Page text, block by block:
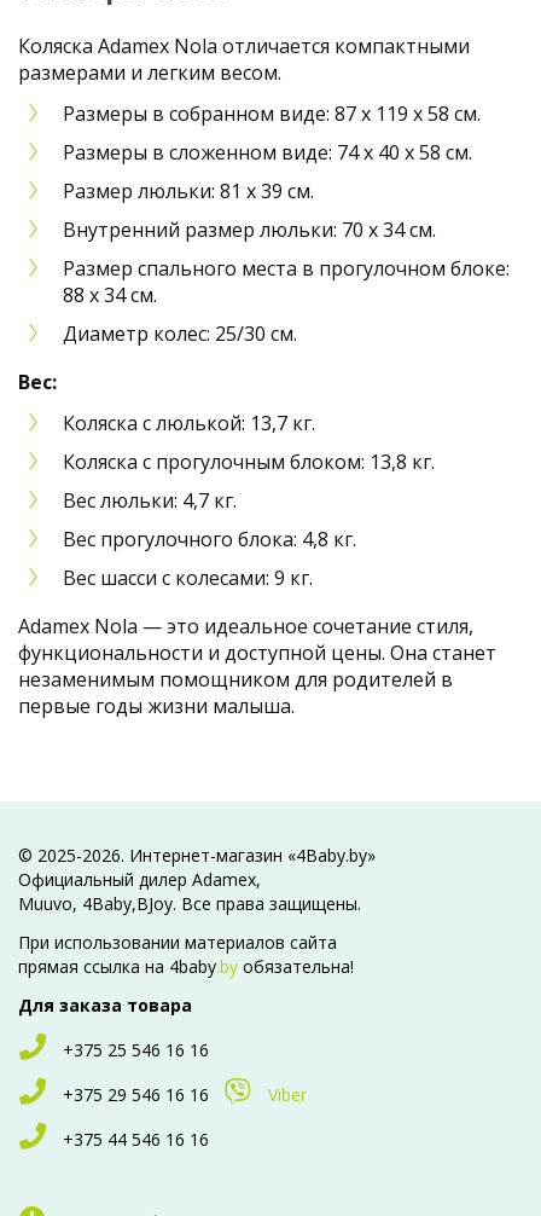
Коляска Adamex Nola отличается компактными
размерами и легким весом.
Размеры в собранном виде: 87 х 119 х 58 см.
Размеры в сложенном виде: 74 х 40 х 58 см.
Размер люльки: 81 х 39 см.
Внутренний размер люльки: 70 х 34 см.
Размер спального места в прогулочном блоке:
88 х 34 см.
Диаметр колес: 25/30 см.
Вес:
Коляска с люлькой: 13,7 кг.
Коляска с прогулочным блоком: 13,8 кг.
Вес люльки: 4,7 кг.
Вес прогулочного блока: 4,8 кг.
Вес шасси с колесами: 9 кг.
Adamex Nola — это идеальное сочетание стиля,
функциональности и доступной цены. Она станет
незаменимым помощником для родителей в
первые годы жизни малыша.
© 2025-2026. Интернет-магазин «4Baby.by»
Официальный дилер Adamex,
Muuvo, 4Baby,BJoy. Все права защищены.
При использовании материалов сайта
прямая ссылка на 4baby.by обязательна!
Для заказа товара
+375 25 546 16 16
+375 29 546 16 16
Viber
+375 44 546 16 16